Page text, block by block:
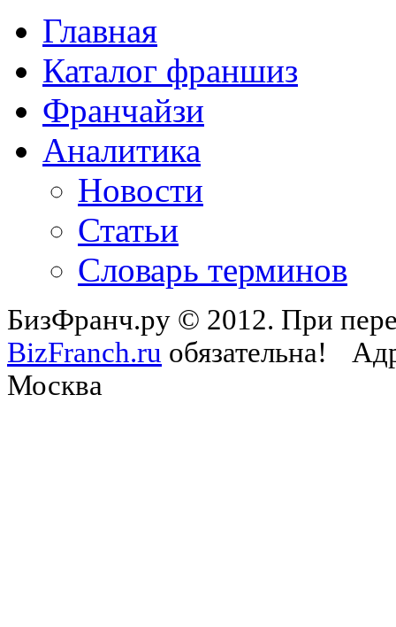
Главная
Каталог франшиз
Франчайзи
Аналитика
Новости
Статьи
Словарь терминов
БизФранч.ру © 2012. При
BizFranch.ru обязательна!
Москва